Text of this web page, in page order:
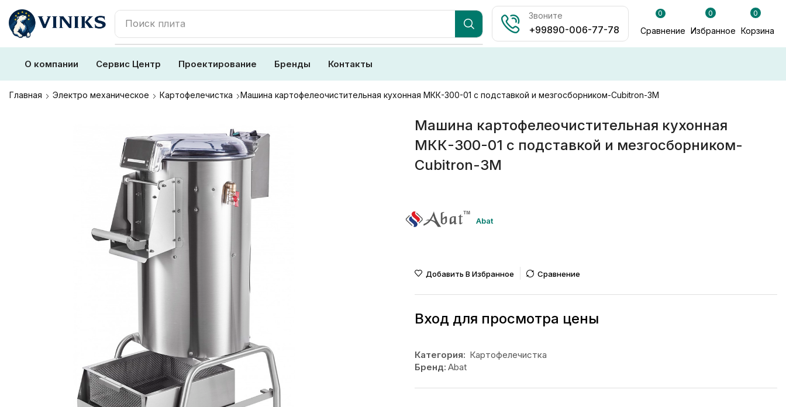
Поиск плита
Звоните
+99890-006-77-78
0
Сравнение
0
Избранное
0
Корзина
О компании Сервис Центр Проектирование Бренды Контакты
Главная Электро механическое Картофелечистка Машина картофелеочистительная кухонная МКК-300-01 с подставкой и мезгосборником-Cubitron-3М
Машина картофелеочистительная кухонная
МКК-300-01 с подставкой и мезгосборником-
Cubitron-3М
Abat
Добавить В Избранное Сравнение
Вход для просмотра цены
Категория: Картофелечистка
Бренд: Abat